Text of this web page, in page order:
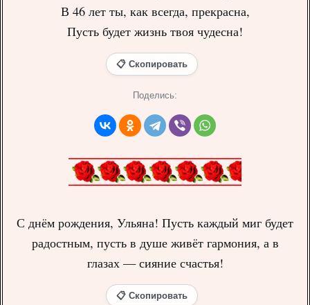
В 46 лет ты, как всегда, прекрасна,
Пусть будет жизнь твоя чудесна!
📋 Скопировать
Поделись:
С днём рождения, Ульяна! Пусть каждый миг будет
радостным, пусть в душе живёт гармония, а в
глазах — сияние счастья!
📋 Скопировать